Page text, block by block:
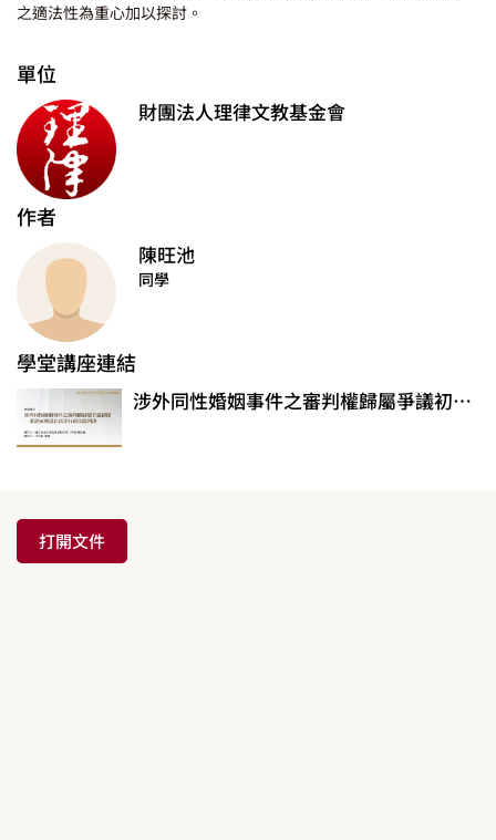
之適法性為重心加以探討。
單位
財團法人理律文教基金會
作者
陳旺池
同學
學堂講座連結
涉外同性婚姻事件之審判權歸屬爭議初探─兼評兩則臺北高等行政法院判決
打開文件